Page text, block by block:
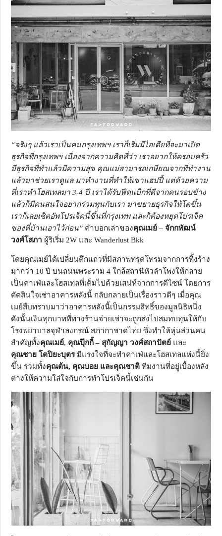
“จริงๆ แล้วเราเป็นคนกรุงเทพฯ เราก็เริ่มมีไอเดียที่จะมาเปิด
ธุรกิจที่กรุงเทพฯ เนื่องจากความคิดที่ว่า เราอยากให้ครอบครัว
มีธุรกิจที่ทำแล้วมีความสุข คุณแม่สามารถเกษียณจากที่ทำงาน
แล้วมาช่วยเราดูแล มาทำงานที่ทำให้เขาแฮปปี้ แต่ด้วยความ
ที่เราทำโฮสเทลมา 3-4 ปี เราได้รับฟีดแบ็กที่ดีจากคนรอบข้าง
แล้วก็มีคนสนใจอยากร่วมทุนกับเรา มาขยายธุรกิจให้โตขึ้น
เราก็เลยเซ็ตอัพโปรเจ็คนี้ขึ้นที่กรุงเทพ และก็ต้องหยุดโปรเจ็ค
ของที่บ้านเอาไว้ก่อน” คำบอกเล่าของคุณเมย์ – จักกพัฒน์
วงศ์โสภา ผู้ริเริ่ม 2W และ Wanderlust Bkk
โดยคุณเมย์ได้เปลี่ยนตึกแถวที่มีสภาพทรุดโทรมจากการทิ้งร้าง
มากว่า 10 ปี บนถนนพระราม 4 ใกล้สถานีหัวลำโพงให้กลาย
เป็นคาเฟ่และโฮสเทลที่เต็มไปด้วยเสน่ห์จากการดีไซน์ โดยการ
ตัดสินใจเช่าอาคารหลังนี้ กลับกลายเป็นเรื่องราวดีๆ เมื่อคุณ
เมย์สืบทราบมาว่าอาคารหลังนี้เป็นกรรมสิทธิ์ของมูลนิธิหนึ่ง
ดังนั้นเงินทุกบาทที่ทางร้านจ่ายเช่าจะถูกส่งไปสมทบทุนให้กับ
โรงพยาบาลจุฬาลงกรณ์ สภากาชาดไทย ซึ่งทำให้หุ่นส่วนคน
สำคัญทั้งคุณเมย์, คุณปุ๊กกี้ – สุกัญญา วงศ์สถาปัตย์ และ
คุณชาย โตปิยะบุตรมีแรงใจที่จะทำคาเฟ่และโฮสเทลแห่งนี้ยิ่ง
ขึ้น รวมทั้งคุณต้น, คุณบอย และคุณชาติ ทีมงานที่อยู่เบื้องหลัง
ต่างให้ความใส่ใจกับการทำโปรเจ็คนี้เช่นกัน